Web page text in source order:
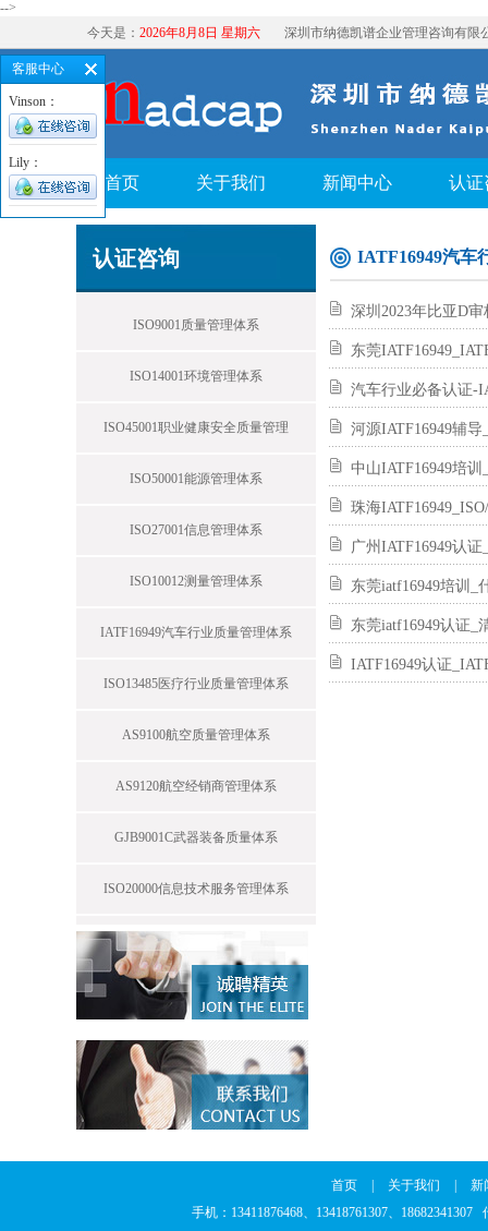
-->
今天是： 2026年8月8日 星期六 深圳市纳德凯谱企业管理咨询有限
首页 关于我们 新闻中心 认证
认证咨询
ISO9001质量管理体系
ISO14001环境管理体系
ISO45001职业健康安全质量管理
ISO50001能源管理体系
ISO27001信息管理体系
ISO10012测量管理体系
IATF16949汽车行业质量管理体系
ISO13485医疗行业质量管理体系
AS9100航空质量管理体系
AS9120航空经销商管理体系
GJB9001C武器装备质量体系
ISO20000信息技术服务管理体系
IATF16949汽车
深圳2023年比亚D
东莞
汽车行业必备认证-
河源IATF16949辅
中山IATF16949培
珠海
广州IATF16949认
东莞iatf16949培训_
东莞iatf16949认证_
IATF16949认证
首页 关于我们
新
手机：13411876468、13418761307、
客服中心
Vinson：
Lily：